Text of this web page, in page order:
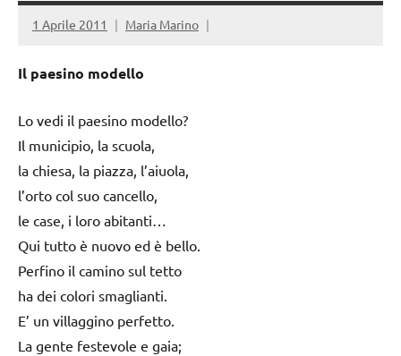
1 Aprile 2011 Maria Marino
Il paesino modello
Lo vedi il paesino modello?
Il municipio, la scuola,
la chiesa, la piazza, l’aiuola,
l’orto col suo cancello,
le case, i loro abitanti…
Qui tutto è nuovo ed è bello.
Perfino il camino sul tetto
ha dei colori smaglianti.
E’ un villaggino perfetto.
La gente festevole e gaia;